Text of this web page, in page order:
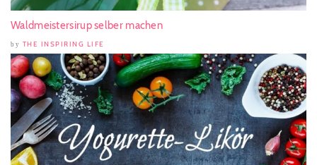
Waldmeistersirup selber machen
by THE INSPIRING LIFE